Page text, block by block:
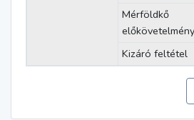
Mérföldkő
előkövetelmény
Kizáró feltétel